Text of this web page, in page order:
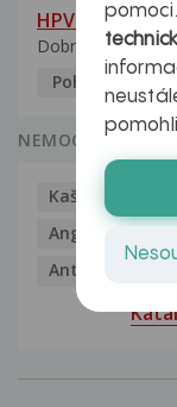
HPV typ 52 u
Dobrý deň
Pohlavní
NEMOCI
Kašel
Angína
Antihistaminika